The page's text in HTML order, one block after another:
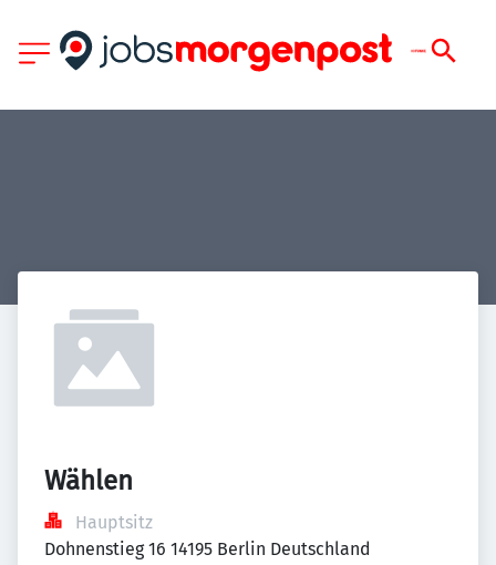
Wählen
Hauptsitz
Dohnenstieg 16 14195 Berlin Deutschland